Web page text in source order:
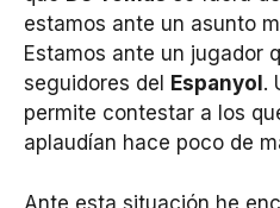
estamos ante un asunto
Estamos ante un jugador
seguidores del
Espanyol .
permite contestar a los
aplaudían hace poco de
Ante esta situación he